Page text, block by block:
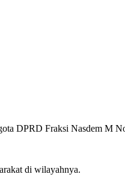
DPRD Fraksi Nasdem M
di wilayahnya.